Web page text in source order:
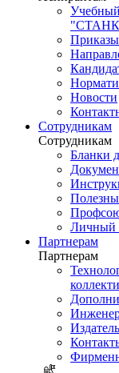
Новости
Сотрудникам
Сотрудникам
Бланки
Личный
Партнерам
Партнерам